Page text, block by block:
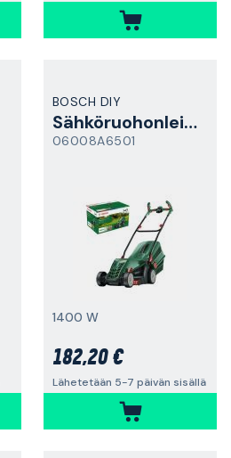
BOSCH DIY
Sähköruohonleikkuri
06008A6501
1400 W
182,20 €
Lähetetään 5-7 päivän sisällä